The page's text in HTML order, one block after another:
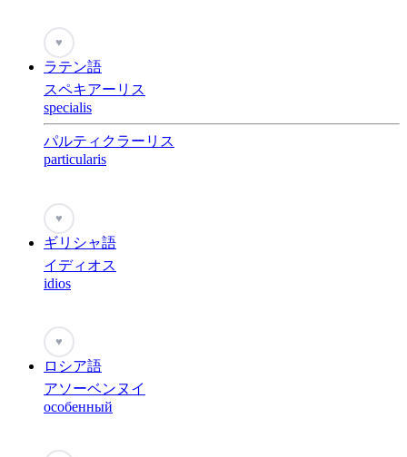
♥
ラテン語
スペキアーリス
specialis
パルティクラーリス
particularis
♥
ギリシャ語
イディオス
idios
♥
ロシア語
アソーベンヌイ
особенный